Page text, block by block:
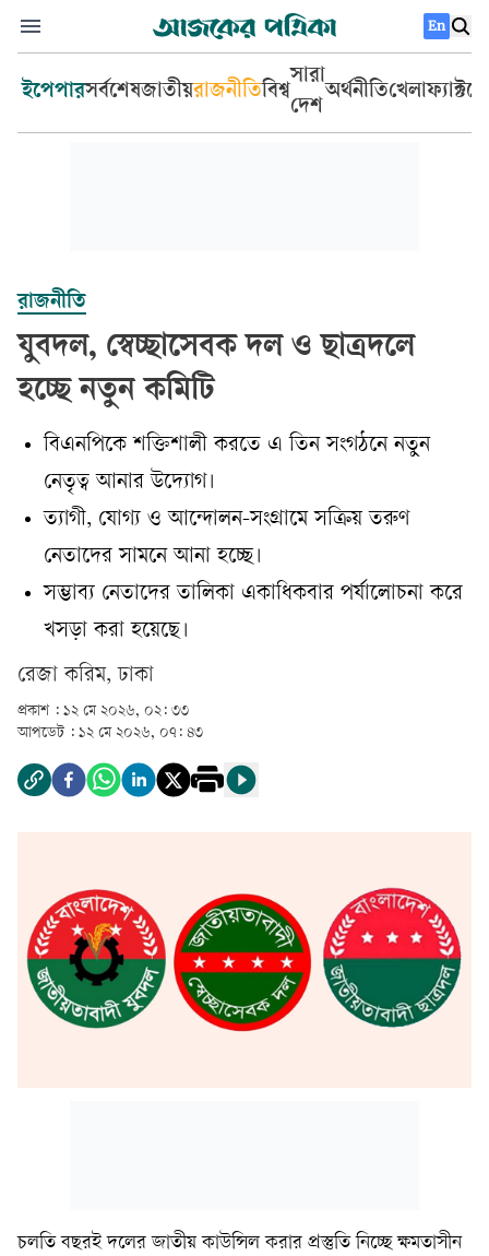
En
ইপেপারসর্বশেষজাতীয়রাজনীতিবিশ্ব
সারা
দেশ
অর্থনীতিখেলা
রাজনীতি
যুবদল, স্বেচ্ছাসেবক দল ও ছাত্রদলে
হচ্ছে নতুন কমিটি
বিএনপিকে শক্তিশালী করতে এ তিন সংগঠনে নতুন
নেতৃত্ব আনার উদ্যোগ।
ত্যাগী, যোগ্য ও আন্দোলন-সংগ্রামে সক্রিয় তরুণ
নেতাদের সামনে আনা হচ্ছে।
সম্ভাব্য নেতাদের তালিকা একাধিকবার পর্যালোচনা করে
খসড়া করা হয়েছে।
রেজা করিম, ঢাকা
প্রকাশ : ১২ মে ২০২৬, ০২: ৩৩
আপডেট : ১২ মে ২০২৬, ০৭: ৪৩
চলতি বছরই দলের জাতীয় কাউন্সিল করার প্রস্তুতি নিচ্ছে ক্ষমতাসীন